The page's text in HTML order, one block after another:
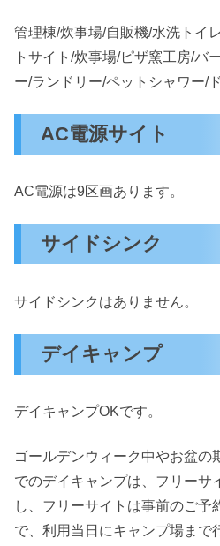
管理棟/炊事場/自販機/水洗トイ
トサイト/炊事場/ピザ窯工房/バ
ー/ランドリー/ペットシャワー/
AC電源サイト
AC電源は9区画あります。
サイドシンク
サイドシンクはありません。
デイキャンプ
デイキャンプOKです。
ゴールデンウィーク中やお盆の
でのデイキャンプは、フリーサ
し、フリーサイトは事前のご予
で、利用当日にキャンプ場まで